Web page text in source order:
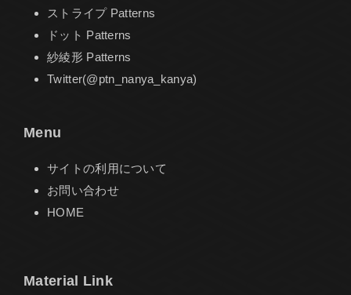
ストライプ Patterns
ドット Patterns
紗綾形 Patterns
Twitter(@ptn_nanya_kanya)
Menu
サイトの利用について
お問い合わせ
HOME
Material Link